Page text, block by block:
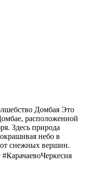
Домбая Это
расположенной
Здесь природа
небо в
снежных вершин.